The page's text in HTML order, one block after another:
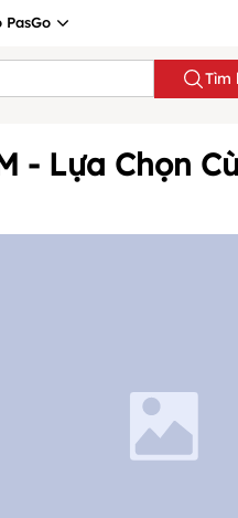
PasGo
Tìm
- Lựa Chọn